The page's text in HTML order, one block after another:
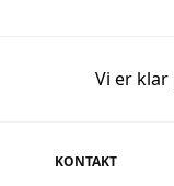
Vi er
KONTAKT